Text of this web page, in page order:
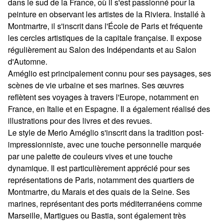
dans le sud de la France, où il s'est passionné pour la
peinture en observant les artistes de la Riviera. Installé à
Montmartre, il s'inscrit dans l'École de Paris et fréquente
les cercles artistiques de la capitale française. Il expose
régulièrement au Salon des Indépendants et au Salon
d'Automne.
Améglio est principalement connu pour ses paysages, ses
scènes de vie urbaine et ses marines. Ses œuvres
reflètent ses voyages à travers l'Europe, notamment en
France, en Italie et en Espagne. Il a également réalisé des
illustrations pour des livres et des revues.
Le style de Merio Améglio s'inscrit dans la tradition post-
impressionniste, avec une touche personnelle marquée
par une palette de couleurs vives et une touche
dynamique. Il est particulièrement apprécié pour ses
représentations de Paris, notamment des quartiers de
Montmartre, du Marais et des quais de la Seine. Ses
marines, représentant des ports méditerranéens comme
Marseille, Martigues ou Bastia, sont également très